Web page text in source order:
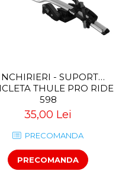
- SUPORT
THULE PRO RIDE
598
35,00 Lei
PRECOMANDA
PRECOMANDA